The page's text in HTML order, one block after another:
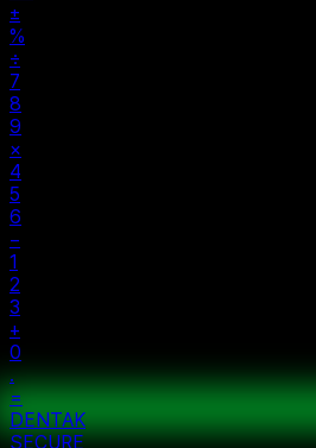
사전예약하기
1000 + 984
1984
AC
±
%
÷
7
8
9
×
4
5
6
−
1
2
3
+
0